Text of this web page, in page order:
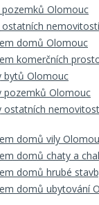
pozemků Olomouc
ostatních
domů Olomouc
komerčních
bytů Olomouc
pozemků Olomouc
ostatních
domů vily
domů chaty a
domů hrubé
domů ubytování